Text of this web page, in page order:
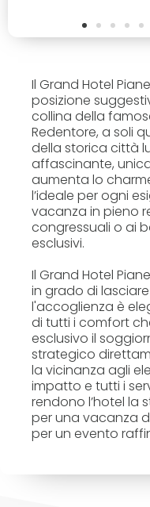
Il Grand Hotel
posizione
collina della
Redentore, a soli
della storica città
affascinante,
aumenta lo
l’ideale per ogni
vacanza in pieno
congressuali o ai
esclusivi.
Il Grand Hotel
in grado di
l'accoglienza è
di tutti i comfort
esclusivo il
strategico
la vicinanza agli
impatto e tutti i
rendono l’hotel la
per una vacanza
per un evento